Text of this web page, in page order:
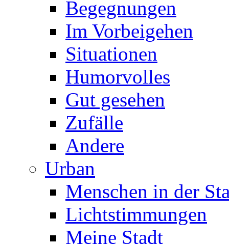
Begegnungen
Im Vorbeigehen
Situationen
Humorvolles
Gut gesehen
Zufälle
Andere
Urban
Menschen in der
Lichtstimmungen
Meine Stadt